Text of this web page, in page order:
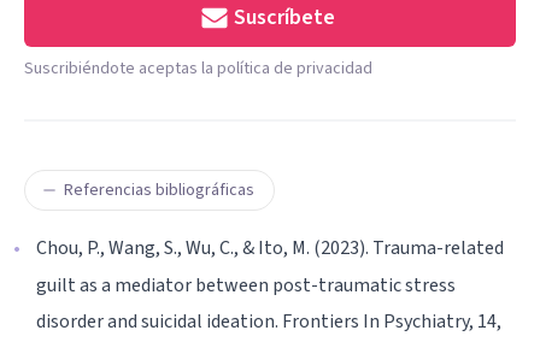
Suscríbete
Suscribiéndote aceptas la política de privacidad
Referencias bibliográficas
Chou, P., Wang, S., Wu, C., & Ito, M. (2023). Trauma-related
guilt as a mediator between post-traumatic stress
disorder and suicidal ideation. Frontiers In Psychiatry, 14,